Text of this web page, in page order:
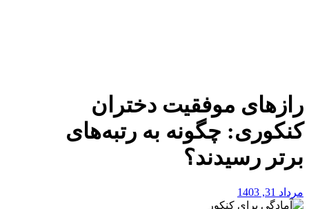
رازهای موفقیت دختران
کنکوری: چگونه به رتبه‌های
برتر رسیدند؟
مرداد 31, 1403